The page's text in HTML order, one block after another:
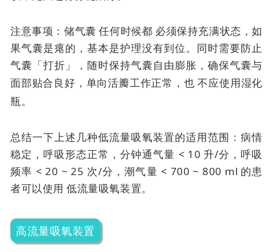
注意事项：储气囊任何时候都 必须保持充满状态，如
果气囊是瘪的，基本是护理没有到位。同时需要防止
气囊「打折」，随时保持气囊自由膨胀，确保气囊与
面部贴合良好，单向活瓣工作正常，也不应使用湿化
瓶。
总结一下上述几种低流量吸氧装置的适用范围：病情
稳定，呼吸形态正常，分钟通气量 < 10 升/分，呼吸
频率 < 20 ~ 25 次/分，潮气量 < 700 ~ 800 ml 的患
者可以使用低流量吸氧装置。
高流量吸氧装置